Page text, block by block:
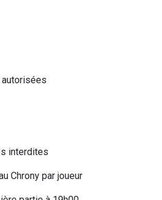
interdites
Chrony par joueur